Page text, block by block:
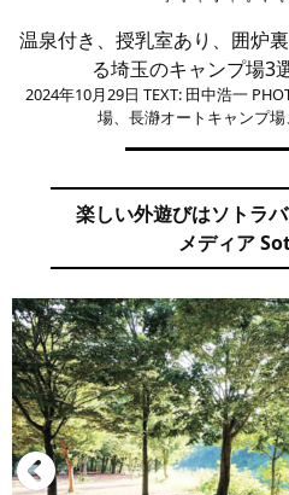
温泉付き、授乳室あり、囲炉
る埼玉のキャンプ場3
2024年10月29日 TEXT: 田中浩一
場、長瀞オートキャンプ
楽しい外遊びはソトラ
メディア